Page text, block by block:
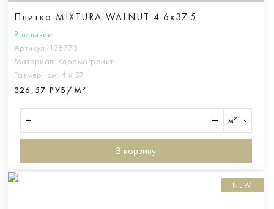
Плитка MIXTURA WALNUT 4.6x37.5
В наличии
Артикул: 138773
Материал: Керамогранит
Размер, см: 4 х 37
326,57 РУБ/М²
м²
В корзину
NEW